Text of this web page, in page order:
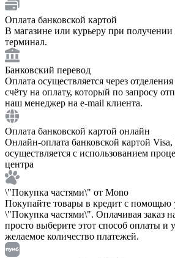
Оплата банковской картой
В магазине или курьеру при получении
терминал.
Банковский перевод
Оплата осуществляется через
счёту на оплату, который по запросу
наш менеджер на e-mail клиента.
Оплата банковской картой онлайн
Онлайн-оплата банковской картой Visa,
осуществляется с использованием
центра
\"Покупка частями\" от Mono
Покупайте товары в кредит с помощью
\"Покупка частями\". Оплачивая заказ
просто выберите этот способ оплаты и
желаемое количество платежей.